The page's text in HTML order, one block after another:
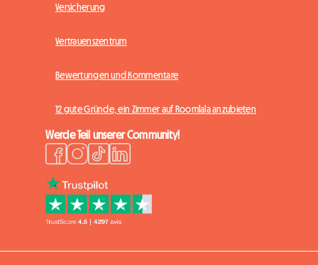
Versicherung
Vertrauenszentrum
Bewertungen und Kommentare
12 gute Gründe, ein Zimmer auf Roomlala anzubieten
Werde Teil unserer Community!